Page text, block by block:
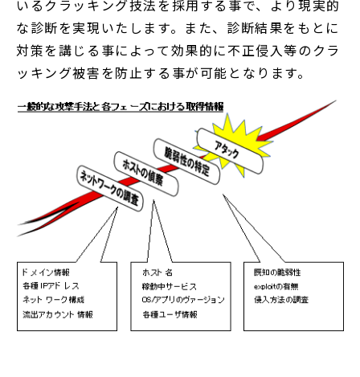
いるクラッキング技法を採用する事で、より現実的
な診断を実現いたします。また、診断結果をもとに
対策を講じる事によって効果的に不正侵入等のクラ
ッキング被害を防止する事が可能となります。